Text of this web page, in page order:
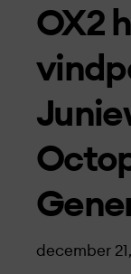
OX2
december